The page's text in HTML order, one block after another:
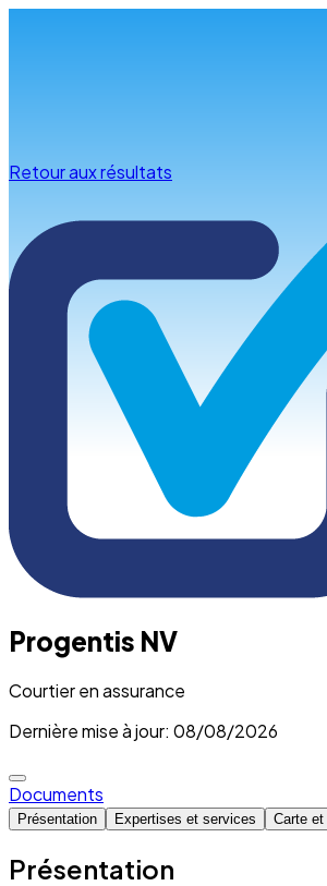
Retour aux résultats
Progentis NV
Courtier en assurance
Dernière mise à jour: 08/08/2026
Documents
Présentation Expertises et services Carte
Présentation